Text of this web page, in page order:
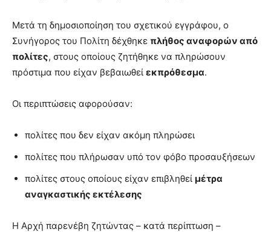
Μετά τη δημοσιοποίηση του σχετικού εγγράφου, ο
Συνήγορος του Πολίτη δέχθηκε πλήθος αναφορών από
πολίτες, στους οποίους ζητήθηκε να πληρώσουν
πρόστιμα που είχαν βεβαιωθεί εκπρόθεσμα.
Οι περιπτώσεις αφορούσαν:
πολίτες που δεν είχαν ακόμη πληρώσει
πολίτες που πλήρωσαν υπό τον φόβο προσαυξήσεων
πολίτες στους οποίους είχαν επιβληθεί μέτρα
αναγκαστικής εκτέλεσης
Η Αρχή παρενέβη ζητώντας – κατά περίπτωση –